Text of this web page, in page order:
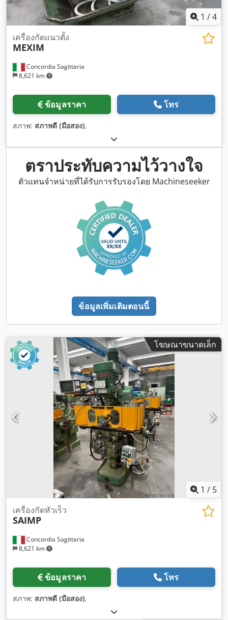
1 /4
Concordia Sagittaria
8,621 km
เครื่องกัดแนวตั้ง
MEXIM
ข้อมูลราคา โทร
สภาพ: สภาพดี (มือสอง),
ตราประทับความไว้วางใจ
ตัวแทนจำหน่ายที่ได้รับการรับรองโดย Machineseeker
ข้อมูลเพิ่มเติมตอนนี้
โฆษณาขนาดเล็ก
1 / 5
Concordia Sagittaria
8,621 km
เครื่องกัดหัวเร็ว
SAIMP
ข้อมูลราคา โทร
สภาพ: สภาพดี (มือสอง),